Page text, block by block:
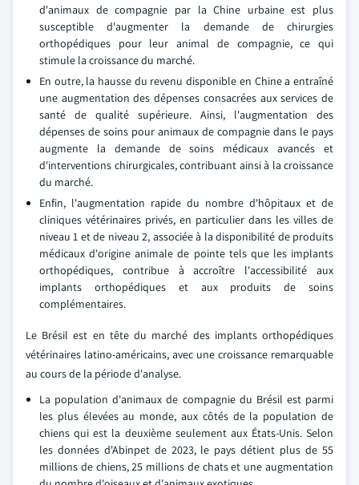
d'animaux de compagnie par la Chine urbaine est plus
susceptible d'augmenter la demande de chirurgies
orthopédiques pour leur animal de compagnie, ce qui
stimule la croissance du marché.
En outre, la hausse du revenu disponible en Chine a entraîné
une augmentation des dépenses consacrées aux services de
santé de qualité supérieure. Ainsi, l'augmentation des
dépenses de soins pour animaux de compagnie dans le pays
augmente la demande de soins médicaux avancés et
d'interventions chirurgicales, contribuant ainsi à la croissance
du marché.
Enfin, l'augmentation rapide du nombre d'hôpitaux et de
cliniques vétérinaires privés, en particulier dans les villes de
niveau 1 et de niveau 2, associée à la disponibilité de produits
médicaux d'origine animale de pointe tels que les implants
orthopédiques, contribue à accroître l'accessibilité aux
implants orthopédiques et aux produits de soins
complémentaires.
Le Brésil est en tête du marché des implants orthopédiques
vétérinaires latino-américains, avec une croissance remarquable
au cours de la période d'analyse.
La population d'animaux de compagnie du Brésil est parmi
les plus élevées au monde, aux côtés de la population de
chiens qui est la deuxième seulement aux États-Unis. Selon
les données d'Abinpet de 2023, le pays détient plus de 55
millions de chiens, 25 millions de chats et une augmentation